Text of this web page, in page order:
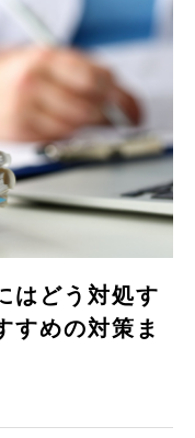
はどう対処す
すめの対策ま